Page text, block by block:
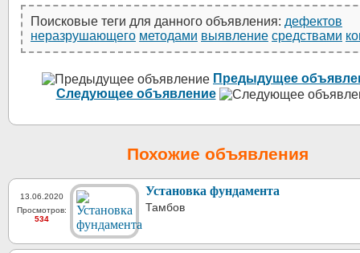
Поисковые теги для данного объявления: дефектов
неразрушающего методами выявление средствами
Предыдущее
Следующее объявление
Похожие объявления
13.06.2020
Просмотров:
534
Установка фундамента
Тамбов